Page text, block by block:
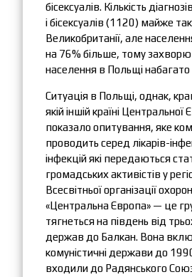
бісексуалів. Кількість
і бісексуалів (1120) майже
Великобританії, але
на 76% більше, тому
населення в Польщі
Ситуація в Польщі, однак,
якій іншій країні Центральної
показало опитування, яке
проводить серед лікарів-
інфекцій які передаються
громадських активістів у
Всесвітньої організації
«Центральна Європа» — це
тягнеться на південь від
держав до Балкан. Вона
комуністичні держави до
входили до Радянського